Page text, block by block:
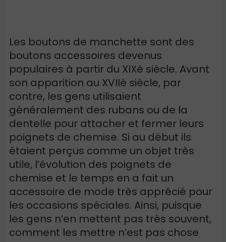
Les boutons de manchette sont des
boutons accessoires devenus
populaires à partir du XIXè siècle. Avant
son apparition au XVIIè siècle, par
contre, les gens utilisaient
généralement des rubans ou de la
dentelle pour attacher et fermer leurs
poignets de chemise. Si au début ils
étaient perçus comme un objet très
utile, l’évolution des poignets de
chemise et le temps en a fait un
accessoire de mode très apprécié pour
les occasions spéciales. Ainsi, puisque
les gens n’en mettent pas très souvent,
comment les mettre n’est pas chose